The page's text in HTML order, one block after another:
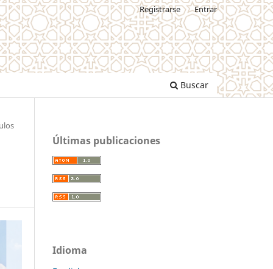
Buscar
Registrarse Entrar
Últimas publicaciones
Idioma